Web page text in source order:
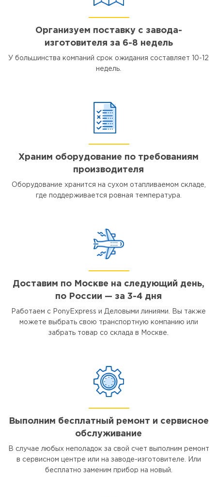
Организуем поставку с завода-
изготовителя за 6-8 недель
У большинства компаний срок ожидания составляет 10-12
недель.
Храним оборудование по требованиям
производителя
Оборудование хранится на сухом отапливаемом складе,
где поддерживается ровная температура.
Доставим по Москве на следующий день,
по России — за 3-4 дня
Работаем с PonyExpress и Деловыми линиями. Вы также
можете выбрать свою транспортную компанию или
забрать товар со склада в Москве.
Выполним бесплатный ремонт и сервисное
обслуживание
В случае любых неполадок за свой счет выполним ремонт
в сервисном центре или на заводе-изготовителе. Или
бесплатно заменим прибор на новый.